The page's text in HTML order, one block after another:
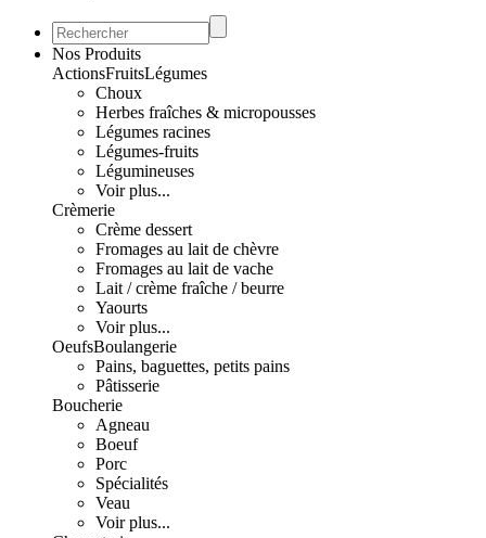
Nos Produits
ActionsFruitsLégumes
Choux
Herbes fraîches & micropousses
Légumes racines
Légumes-fruits
Légumineuses
Voir plus...
Crèmerie
Crème dessert
Fromages au lait de chèvre
Fromages au lait de vache
Lait / crème fraîche / beurre
Yaourts
Voir plus...
OeufsBoulangerie
Pains, baguettes, petits pains
Pâtisserie
Boucherie
Agneau
Boeuf
Porc
Spécialités
Veau
Voir plus...